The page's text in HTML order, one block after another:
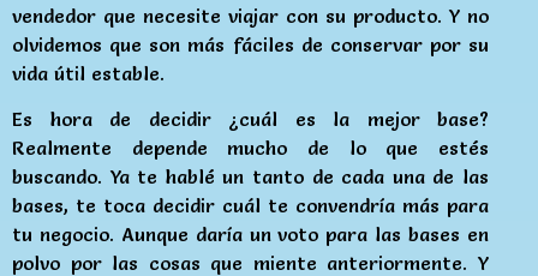
vendedor que necesite viajar con su producto. Y no
olvidemos que son más fáciles de conservar por su
vida útil estable.
Es hora de decidir ¿cuál es la mejor base?
Realmente depende mucho de lo que estés
buscando. Ya te hablé un tanto de cada una de las
bases, te toca decidir cuál te convendría más para
tu negocio. Aunque daría un voto para las bases en
polvo por las cosas que miente anteriormente. Y